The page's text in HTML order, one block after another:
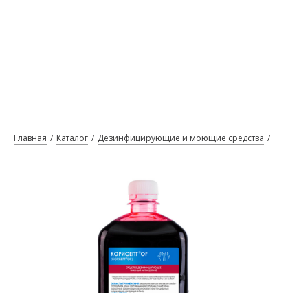
Главная Каталог Дезинфицирующие и моющие средства